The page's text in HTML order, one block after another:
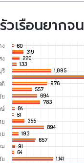
วเรือนยากจน
60
60
319
319
220
220
133
133
1,095
1,095
976
976
557
557
694
694
783
783
84
84
51
51
355
355
894
894
193
193
657
657
91
91
64
64
1,141
1,141
รี
ติ
ย
ษ์
ย
ย
ย